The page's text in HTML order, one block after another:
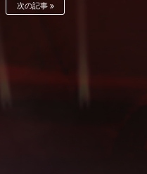
次の記事